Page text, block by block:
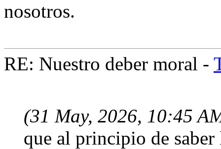
nosotros.
RE: Nuestro deber moral -
(31 May, 2026, 10:45
que al principio de